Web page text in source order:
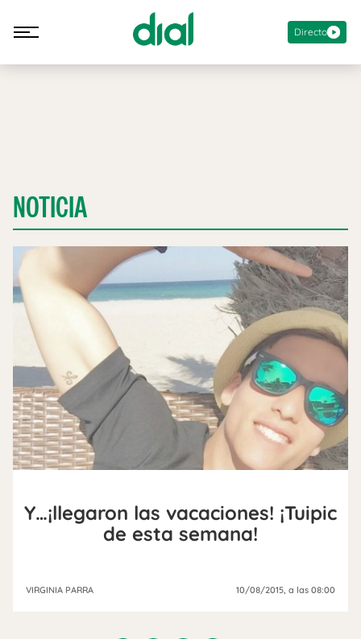
Directo
NOTICIA
Y…¡llegaron las vacaciones! ¡Tuipic
de esta semana!
VIRGINIA PARRA 10/08/2015 , a las 08:00